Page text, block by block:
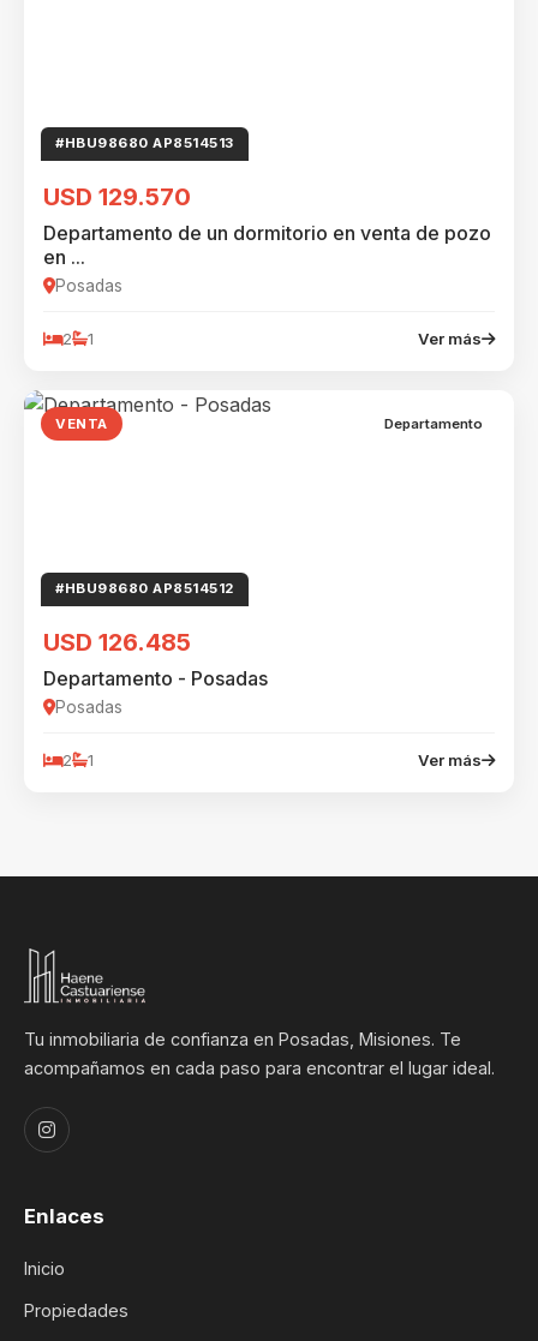
#HBU98680 AP8514513
USD 129.570
Departamento de un dormitorio en venta de pozo
en ...
Posadas
2 1 Ver más
VENTA Departamento
#HBU98680 AP8514512
USD 126.485
Departamento - Posadas
Posadas
2 1 Ver más
Tu inmobiliaria de confianza en Posadas, Misiones. Te
acompañamos en cada paso para encontrar el lugar ideal.
Enlaces
Inicio
Propiedades